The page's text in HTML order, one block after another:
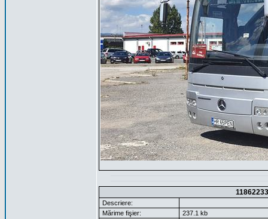
Descriere:
Mărime fişier:
237.1 kb